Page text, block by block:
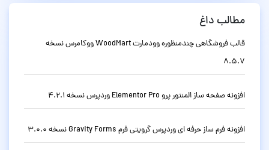
مطالب داغ
قالب فروشگاهی چندمنظوره وودمارت WoodMart ووکامرس نسخه
8.5.7
افزونه صفحه ساز المنتور پرو Elementor Pro وردپرس نسخه 4.2.1
افزونه فرم ساز حرفه ای وردپرس گرویتی فرم Gravity Forms نسخه 3.0.0